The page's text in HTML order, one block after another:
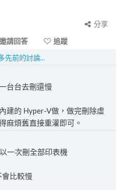
分享
邀請回答
追蹤
先前的討論...
台台去刪還慢
建的 Hyper-V做，做完刪除虛
麻煩舊直接重灌即可。
一次刪全部印表機
比較慢